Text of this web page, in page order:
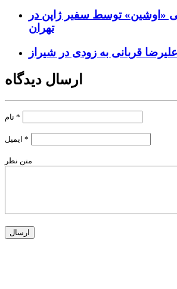
«اوشین» توسط سفیر ژاپن در
تهران
قربانی به زودی در شیراز
ارسال دیدگاه
*
*
متن نظر